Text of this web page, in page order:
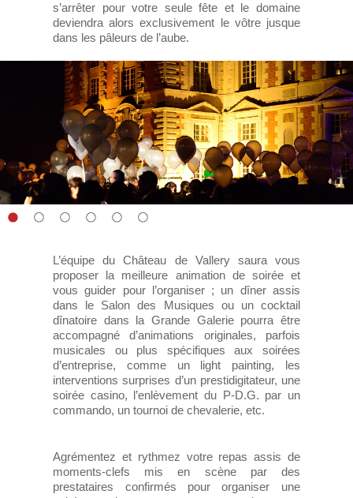
s’arrêter pour votre seule fête et le domaine
deviendra alors exclusivement le vôtre jusque
dans les pâleurs de l’aube.
L’équipe du Château de Vallery saura vous
proposer la meilleure animation de soirée et
vous guider pour l’organiser ; un dîner assis
dans le Salon des Musiques ou un cocktail
dînatoire dans la Grande Galerie pourra être
accompagné d’animations originales, parfois
musicales ou plus spécifiques aux soirées
d’entreprise, comme un light painting, les
interventions surprises d’un prestidigitateur, une
soirée casino, l’enlèvement du P-D.G. par un
commando, un tournoi de chevalerie, etc.
Agrémentez et rythmez votre repas assis de
moments-clefs mis en scène par des
prestataires confirmés pour organiser une